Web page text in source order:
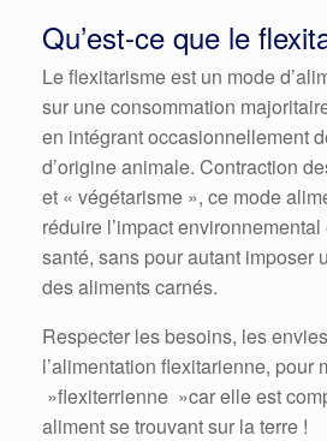
Qu’est-ce que le
Le flexitarisme est un mode
sur une consommation
en intégrant occasionnellement
d’origine animale. Contraction
et « végétarisme », ce mode
réduire l’impact
santé, sans pour autant imposer
des aliments carnés.
Respecter les besoins, les
l’alimentation flexitarienne, pour
»flexiterrienne »car elle est
aliment se trouvant sur la terre !